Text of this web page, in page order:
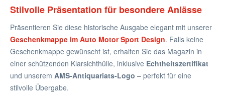
Stilvolle Präsentation für besondere Anlässe
Präsentieren Sie diese historische Ausgabe elegant mit unserer
Geschenkmappe im Auto Motor Sport Design. Falls keine
Geschenkmappe gewünscht ist, erhalten Sie das Magazin in
einer schützenden Klarsichthülle, inklusive Echtheitszertifikat
und unserem AMS-Antiquariats-Logo – perfekt für eine
stilvolle Übergabe.